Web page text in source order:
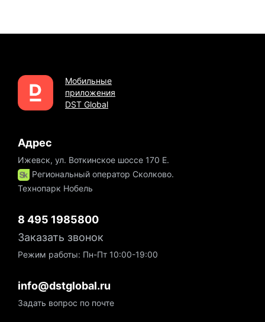
Мобильные
приложения
DST Global
Адрес
Ижевск, ул. Воткинское шоссе 170 Е.
Региональный оператор Сколково.
Технопарк Нобель
8 495 1985800
Заказать звонок
Режим работы: Пн-Пт 10:00-19:00
info@dstglobal.ru
Задать вопрос по почте